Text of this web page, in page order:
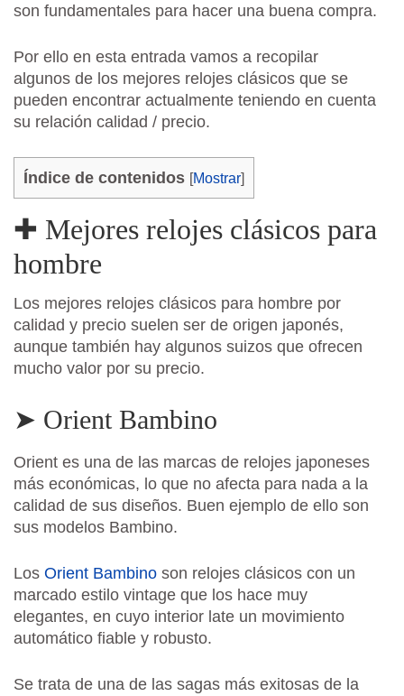
son fundamentales para hacer una buena compra.
Por ello en esta entrada vamos a recopilar
algunos de los mejores relojes clásicos que se
pueden encontrar actualmente teniendo en cuenta
su relación calidad / precio.
Índice de contenidos [Mostrar]
✚ Mejores relojes clásicos para
hombre
Los mejores relojes clásicos para hombre por
calidad y precio suelen ser de origen japonés,
aunque también hay algunos suizos que ofrecen
mucho valor por su precio.
➤ Orient Bambino
Orient es una de las marcas de relojes japoneses
más económicas, lo que no afecta para nada a la
calidad de sus diseños. Buen ejemplo de ello son
sus modelos Bambino.
Los Orient Bambino son relojes clásicos con un
marcado estilo vintage que los hace muy
elegantes, en cuyo interior late un movimiento
automático fiable y robusto.
Se trata de una de las sagas más exitosas de la